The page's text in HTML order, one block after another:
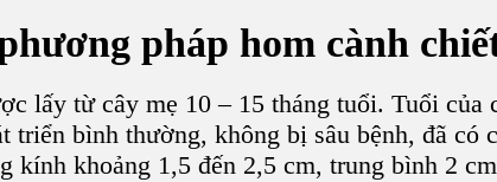
pháp hom cành
lấy từ cây mẹ 10 – 15 tháng tuổi. Tuổi
triển bình thường, không bị sâu bệnh, đã
kính khoảng 1,5 đến 2,5 cm, trung bình 2